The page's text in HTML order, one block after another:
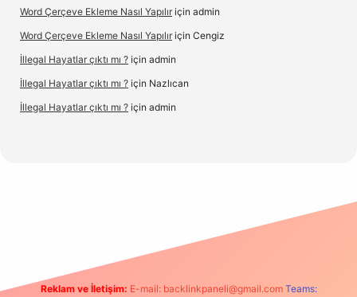
Word Çerçeve Ekleme Nasıl Yapılır için admin
Word Çerçeve Ekleme Nasıl Yapılır için Cengiz
İllegal Hayatlar çıktı mı ? için admin
İllegal Hayatlar çıktı mı ? için Nazlıcan
İllegal Hayatlar çıktı mı ? için admin
Reklam ve İletişim: E-mail: backlinkpaneli@gmail.com Teams: